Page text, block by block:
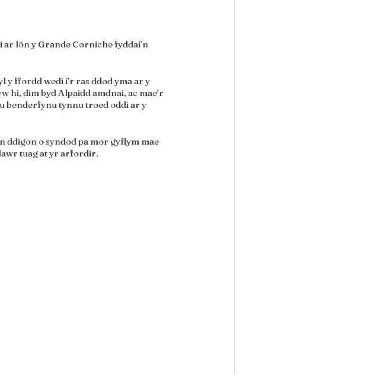
ar lôn y Grande Corniche fyddai’n
y ffordd wedi i’r ras ddod yma ar y
hi, dim byd Alpaidd amdnai, ac mae’r
benderfynu tynnu troed oddi ar y
ddigon o syndod pa mor gyflym mae
tuag at yr arfordir.